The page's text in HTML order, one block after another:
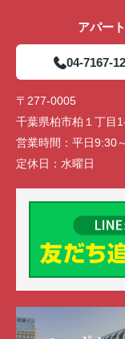
アパー
04-7167-
〒277-0005
千葉県柏市柏１丁目
営業時間： 平日9:30
定休日： 水曜日